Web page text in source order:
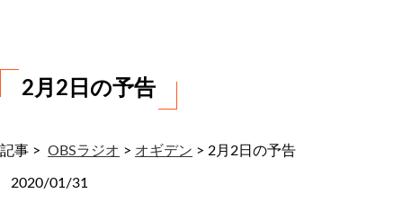
2月2日の予告
記事 > OBSラジオ > オギデン > 2月2日の予告
2020/01/31